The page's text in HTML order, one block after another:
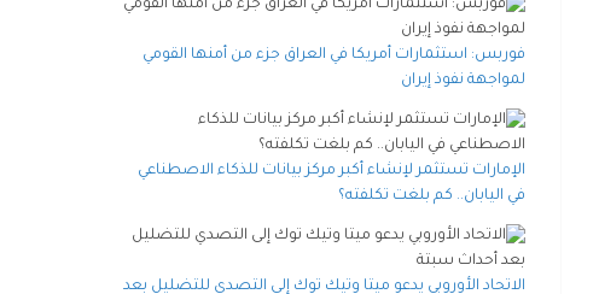
فوربس: استثمارات أمريكا في العراق جزء من أمنها القومي
لمواجهة نفوذ إيران
الإمارات تستثمر لإنشاء أكبر مركز بيانات للذكاء الاصطناعي
في اليابان.. كم بلغت تكلفته؟
الاتحاد الأوروبي يدعو ميتا وتيك توك إلى التصدي للتضليل بعد